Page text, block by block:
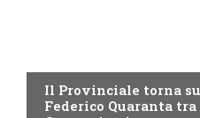
Il Provinciale torna
Federico Quaranta tra